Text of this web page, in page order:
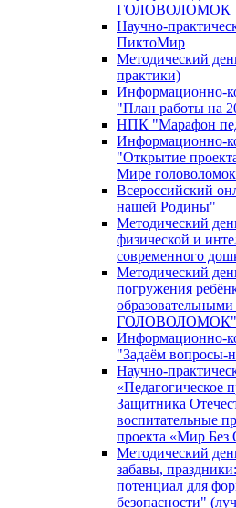
ГОЛОВОЛОМОК
Научно-
ПиктоМир
Методический
практики)
Информационно-
"План работы на
НПК "Марафон
Информационно-
"Открытие
Мире
Всероссийский
нашей Родины"
Методический
физической и
современного
Методический
погружения
ГОЛОВОЛОМОК"
Информационно-
"Задаём вопросы-
Научно-
«Педагогическое
Защитника
воспитательные
проекта «Мир Без
Методический
забавы,
потенциал для
безопасности"